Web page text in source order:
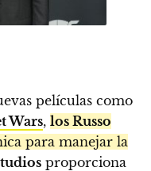
películas como
Wars, los Russo
para manejar la
proporciona